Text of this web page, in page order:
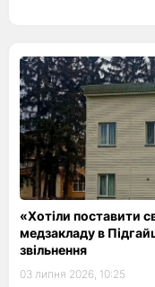
«Хотіли поставити
медзакладу в
звільнення
03 липня 2026, 10:25